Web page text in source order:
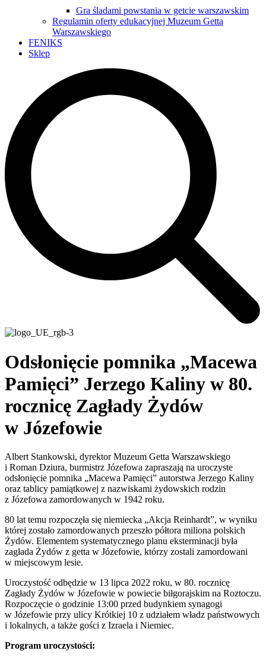
Gra śladami powstania w getcie warszawskim
Regulamin oferty edukacyjnej Muzeum Getta
Warszawskiego
FENIKS
Sklep
Odsłonięcie pomnika „Macewa
Pamięci” Jerzego Kaliny w 80.
rocznicę Zagłady Żydów
w Józefowie
Albert Stankowski, dyrektor Muzeum Getta Warszawskiego
i Roman Dziura, burmistrz Józefowa zapraszają na uroczyste
odsłonięcie pomnika „Macewa Pamięci” autorstwa Jerzego Kaliny
oraz tablicy pamiątkowej z nazwiskami żydowskich rodzin
z Józefowa zamordowanych w 1942 roku.
80 lat temu rozpoczęła się niemiecka „Akcja Reinhardt”, w wyniku
której zostało zamordowanych przeszło półtora miliona polskich
Żydów. Elementem systematycznego planu eksterminacji była
zagłada Żydów z getta w Józefowie, którzy zostali zamordowani
w miejscowym lesie.
Uroczystość odbędzie w 13 lipca 2022 roku, w 80. rocznicę
Zagłady Żydów w Józefowie w powiecie biłgorajskim na Roztoczu.
Rozpoczęcie o godzinie 13:00 przed budynkiem synagogi
w Józefowie przy ulicy Krótkiej 10 z udziałem władz państwowych
i lokalnych, a także gości z Izraela i Niemiec.
Program uroczystości: